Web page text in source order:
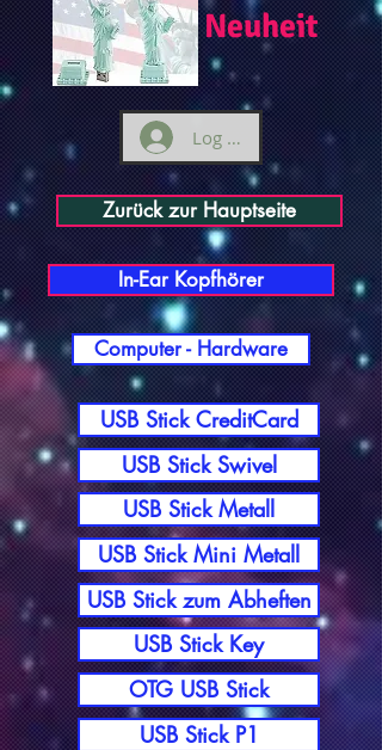
Neuheit
Log ind
Zurück zur Hauptseite
In-Ear Kopfhörer
Computer - Hardware
USB Stick CreditCard
USB Stick Swivel
USB Stick Metall
USB Stick Mini Metall
USB Stick zum Abheften
USB Stick Key
OTG USB Stick
USB Stick P1